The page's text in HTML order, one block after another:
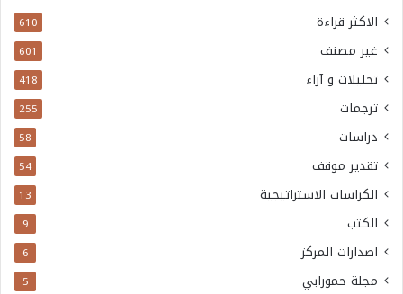
الاكثر قراءة 610
غير مصنف 601
تحليلات و آراء 418
ترجمات 255
دراسات 58
تقدير موقف 54
الكراسات الاستراتيجية 13
الكتب 9
اصدارات المركز 6
مجلة حمورابي 5